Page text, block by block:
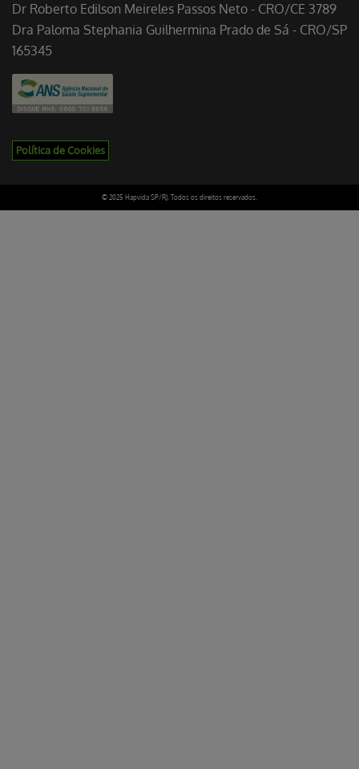
Dr Roberto Edilson Meireles Passos Neto - CRO/CE 3789
Dra Paloma Stephania Guilhermina Prado de Sá - CRO/SP
165345
Política de Cookies
© 2025 Hapvida SP/RJ. Todos os direitos reservados.